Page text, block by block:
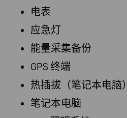
电表
应急灯
能量采集备份
GPS 终端
热插拔（笔记本电脑）
笔记本电脑